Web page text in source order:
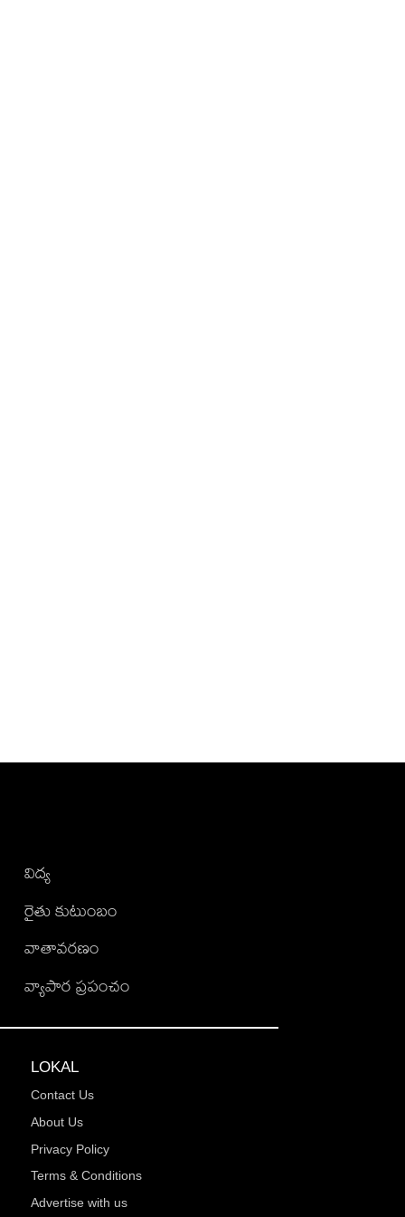
విద్య
రైతు కుటుంబం
వాతావరణం
వ్యాపార ప్రపంచం
LOKAL
Contact Us
About Us
Privacy Policy
Terms & Conditions
Advertise with us